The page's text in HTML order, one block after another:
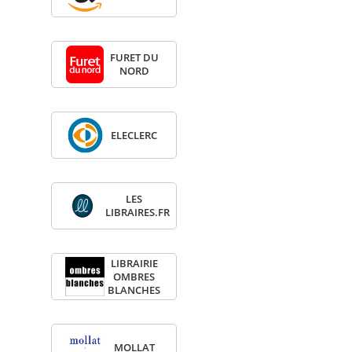
FURET DU
NORD
ELE­CLERC
LES
LIBRAIRES.FR
LIBRAI­RIE
OMBRES
BLANCHES
MOL­LAT